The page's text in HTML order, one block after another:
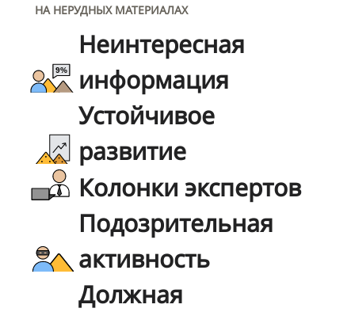
НА НЕРУДНЫХ МАТЕРИАЛАХ
Неинтересная
информация
Устойчивое
развитие
Колонки экспертов
Подозрительная
активность
Должная